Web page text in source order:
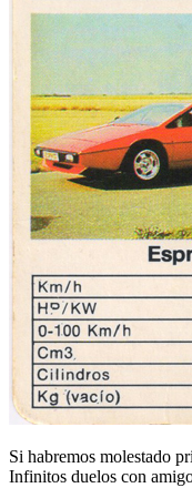
Si habremos molestado
Infinitos duelos con